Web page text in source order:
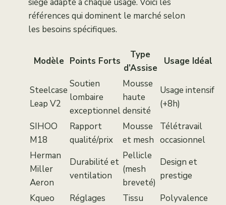
siège adapté à chaque usage. Voici les
références qui dominent le marché selon
les besoins spécifiques.
Modèle Points Forts
Type
d’Assise
Usage Idéal
Steelcase
Leap V2
Soutien
lombaire
exceptionnel
Mousse
haute
densité
Usage intensif
(+8h)
SIHOO
M18
Rapport
qualité/prix
Mousse
et mesh
Télétravail
occasionnel
Herman
Miller
Aeron
Durabilité et
ventilation
Pellicle
(mesh
breveté)
Design et
prestige
Kqueo
Réglages
Tissu
Polyvalence